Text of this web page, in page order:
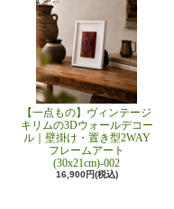
【一点もの】ヴィンテージ
キリムの3Dウォールデコー
ル｜壁掛け・置き型2WAY
フレームアート
(30x21cm)-002
16,900円(税込)